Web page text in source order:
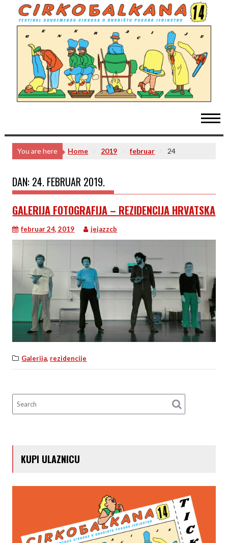
content
You are here Home 2019 februar 24
DAN: 24. FEBRUAR 2019.
GALERIJA FOTOGRAFIJA – REZIDENCIJA HRVATSKA
februar 24, 2019 jejazzcb
Galerija, rezidencije
KUPI ULAZNICU